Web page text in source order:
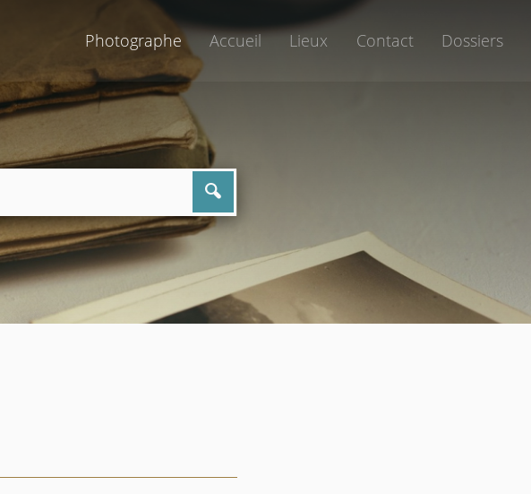
Photographe Accueil Lieux Contact Dossiers